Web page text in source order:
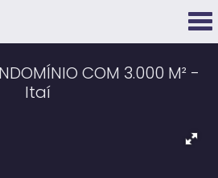
COM 3.000 M² -
Itaí